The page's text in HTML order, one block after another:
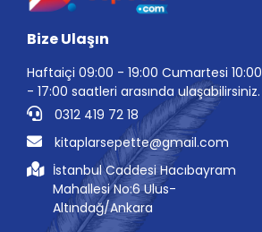
Bize Ulaşın
Haftaiçi 09:00 - 19:00 Cumartesi 10:00
- 17:00 saatleri arasında ulaşabilirsiniz.
0312 419 72 18
kitaplarsepette@gmail.com
İstanbul Caddesi Hacıbayram
Mahallesi No:6 Ulus-
Altındağ/Ankara